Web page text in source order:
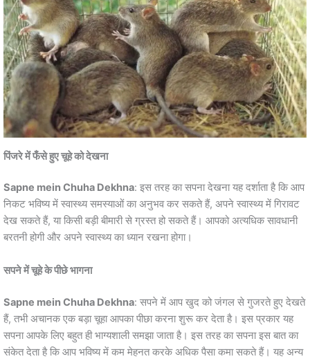
पिंजरे में फँसे हुए चूहे को देखना
Sapne mein Chuha Dekhna: इस तरह का सपना देखना यह दर्शाता है कि आप
निकट भविष्य में स्वास्थ्य समस्याओं का अनुभव कर सकते हैं, अपने स्वास्थ्य में गिरावट
देख सकते हैं, या किसी बड़ी बीमारी से ग्रस्त हो सकते हैं। आपको अत्यधिक सावधानी
बरतनी होगी और अपने स्वास्थ्य का ध्यान रखना होगा।
सपने में चूहे के पीछे भागना
Sapne mein Chuha Dekhna: सपने में आप खुद को जंगल से गुजरते हुए देखते
हैं, तभी अचानक एक बड़ा चूहा आपका पीछा करना शुरू कर देता है। इस प्रकार यह
सपना आपके लिए बहुत ही भाग्यशाली समझा जाता है। इस तरह का सपना इस बात का
संकेत देता है कि आप भविष्य में कम मेहनत करके अधिक पैसा कमा सकते हैं। यह अन्य